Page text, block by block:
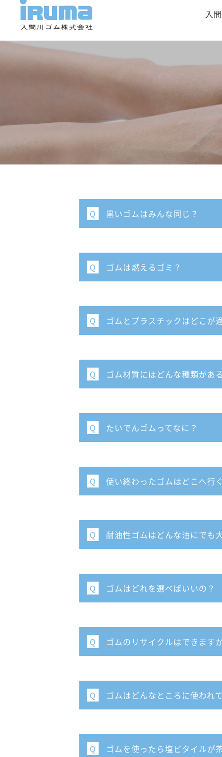
入
Q 黒いゴムはみんな同じ？
Q ゴムは燃えるゴミ？
Q ゴムとプラスチックはどこが
Q ゴム材質にはどんな種類があ
Q たいでんゴムってなに？
Q 使い終わったゴムはどこへ⾏
Q 耐油性ゴムはどんな油にでも
Q ゴムはどれを選べばいいの？
Q ゴムのリサイクルはできます
Q ゴムはどんなところに使われ
Q ゴムを使ったら塩ビタイルが